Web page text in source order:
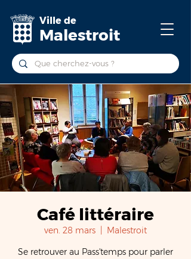
Ville de
Malestroit
Café littéraire
ven. 28 mars
Malestroit
Se retrouver au Pass'temps pour parler